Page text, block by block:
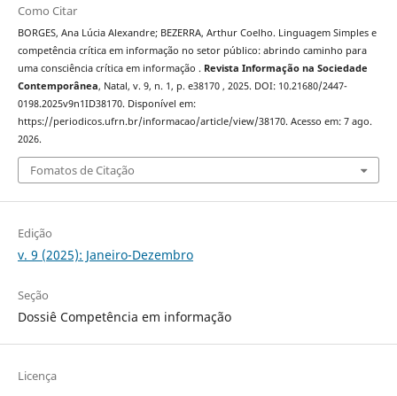
Como Citar
BORGES, Ana Lúcia Alexandre; BEZERRA, Arthur Coelho. Linguagem Simples e
competência crítica em informação no setor público: abrindo caminho para
uma consciência crítica em informação . Revista Informação na Sociedade
Contemporânea, Natal, v. 9, n. 1, p. e38170 , 2025. DOI: 10.21680/2447-
0198.2025v9n1ID38170. Disponível em:
https://periodicos.ufrn.br/informacao/article/view/38170. Acesso em: 7 ago.
2026.
Fomatos de Citação
Edição
v. 9 (2025): Janeiro-Dezembro
Seção
Dossiê Competência em informação
Licença